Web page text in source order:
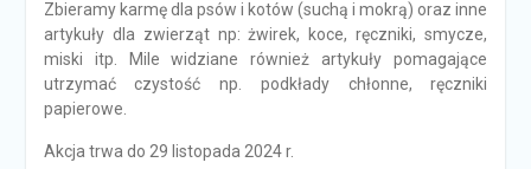
Zbieramy karmę dla psów i kotów (suchą i mokrą) oraz inne
artykuły dla zwierząt np: żwirek, koce, ręczniki, smycze,
miski itp. Mile widziane również artykuły pomagające
utrzymać czystość np. podkłady chłonne, ręczniki
papierowe.
Akcja trwa do 29 listopada 2024 r.